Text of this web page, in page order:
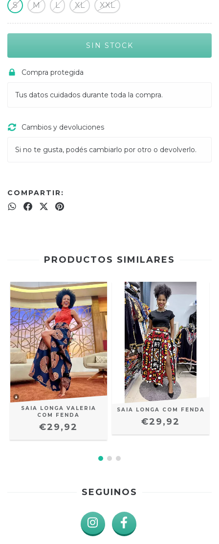
S M L XL XXL
Compra protegida
Tus datos cuidados durante toda la compra.
Cambios y devoluciones
Si no te gusta, podés cambiarlo por otro o devolverlo.
COMPARTIR:
PRODUCTOS SIMILARES
SAIA LONGA VALERIA
COM FENDA
€29,92
SAIA LONGA COM FENDA
€29,92
SEGUINOS